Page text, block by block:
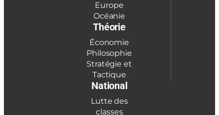
Europe
Océanie
Théorie
Économie
Philosophie
Stratégie et
Tactique
National
Lutte des
classes